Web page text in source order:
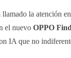
la atención
el nuevo OPPO
IA que no